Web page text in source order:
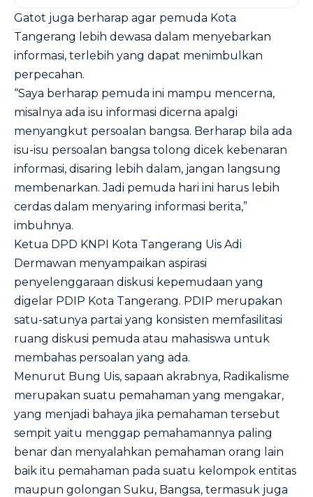
Gatot juga berharap agar pemuda Kota
Tangerang lebih dewasa dalam menyebarkan
informasi, terlebih yang dapat menimbulkan
perpecahan.
“Saya berharap pemuda ini mampu mencerna,
misalnya ada isu informasi dicerna apalgi
menyangkut persoalan bangsa. Berharap bila ada
isu-isu persoalan bangsa tolong dicek kebenaran
informasi, disaring lebih dalam, jangan langsung
membenarkan. Jadi pemuda hari ini harus lebih
cerdas dalam menyaring informasi berita,”
imbuhnya.
Ketua DPD KNPI Kota Tangerang Uis Adi
Dermawan menyampaikan aspirasi
penyelenggaraan diskusi kepemudaan yang
digelar PDIP Kota Tangerang. PDIP merupakan
satu-satunya partai yang konsisten memfasilitasi
ruang diskusi pemuda atau mahasiswa untuk
membahas persoalan yang ada.
Menurut Bung Uis, sapaan akrabnya, Radikalisme
merupakan suatu pemahaman yang mengakar,
yang menjadi bahaya jika pemahaman tersebut
sempit yaitu menggap pemahamannya paling
benar dan menyalahkan pemahaman orang lain
baik itu pemahaman pada suatu kelompok entitas
maupun golongan Suku, Bangsa, termasuk juga